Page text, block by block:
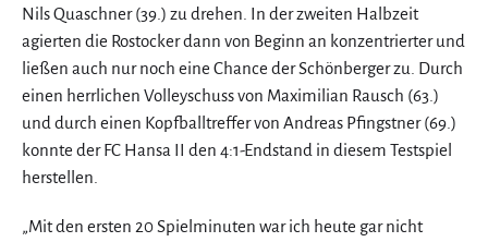
Nils Quaschner (39.) zu drehen. In der zweiten Halbzeit
agierten die Rostocker dann von Beginn an konzentrierter und
ließen auch nur noch eine Chance der Schönberger zu. Durch
einen herrlichen Volleyschuss von Maximilian Rausch (63.)
und durch einen Kopfballtreffer von Andreas Pfingstner (69.)
konnte der FC Hansa II den 4:1-Endstand in diesem Testspiel
herstellen.
„Mit den ersten 20 Spielminuten war ich heute gar nicht